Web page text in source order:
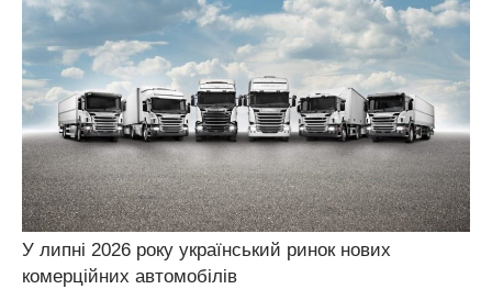
У липні 2026 року український ринок нових
комерційних автомобілів